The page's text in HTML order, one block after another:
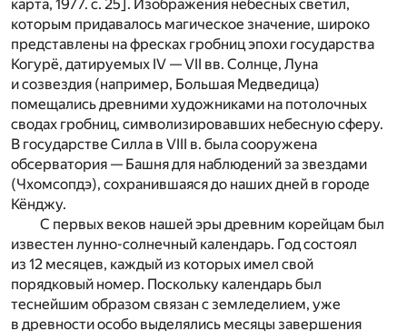
карта, 1977. с. 25]. Изображения небесных светил,
которым придавалось магическое значение, широко
представлены на фресках гробниц эпохи государства
Когурё, датируемых IV — VII вв. Солнце, Луна
и созвездия (например, Большая Медведица)
помещались древними художниками на потолочных
сводах гробниц, символизировавших небесную сферу.
В государстве Силла в VIII в. была сооружена
обсерватория — Башня для наблюдений за звездами
(Чхомсопдэ), сохранившаяся до наших дней в городе
Кёнджу.
С первых веков нашей эры древним корейцам был
известен лунно-солнечный календарь. Год состоял
из 12 месяцев, каждый из которых имел свой
порядковый номер. Поскольку календарь был
теснейшим образом связан с земледелием, уже
в древности особо выделялись месяцы завершения